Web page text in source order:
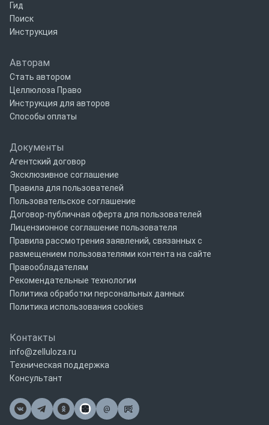
Гид
Поиск
Инструкция
Авторам
Стать автором
Целлюлоза Право
Инструкция для авторов
Способы оплаты
Документы
Агентский договор
Эксклюзивное соглашение
Правила для пользователей
Пользовательское соглашение
Договор-публичная оферта для пользователей
Лицензионное соглашение пользователя
Правила рассмотрения заявлений, связанных с
размещением пользователями контента на сайте
Правообладателям
Рекомендательные технологии
Политика обработки персональных данных
Политика использования cookies
Контакты
info@zelluloza.ru
Техническая поддержка
Консультант
@
Почта